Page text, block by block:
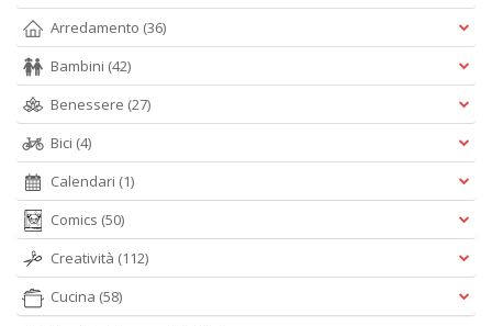
Arredamento (36)
Bambini (42)
Benessere (27)
Bici (4)
Calendari (1)
Comics (50)
Creatività (112)
Cucina (58)